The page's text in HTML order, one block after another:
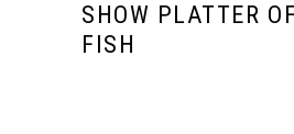
SHOW PLATTER OF
FISH